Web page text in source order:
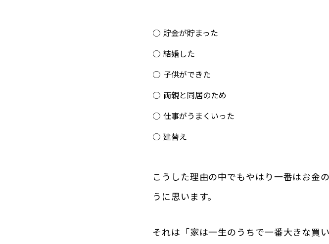
貯金が貯まった
結婚した
子供ができた
両親と同居のため
仕事がうまくいった
建替え
こうした理由の中でもやはり一番はお金
うに思います。
それは「家は一生のうちで一番大きな買